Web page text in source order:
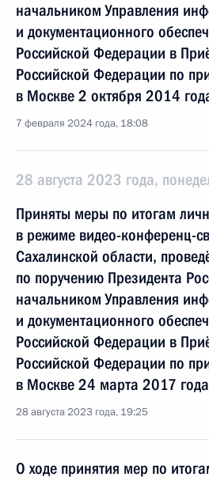
начальником Управления
и документационного
Российской Федерации в
Российской Федерации по
в Москве 2 октября 2014
7 февраля 2024 года, 18:08
28 августа 2023 года,
Приняты меры по итогам
в режиме видео-конференц-
Сахалинской области,
по поручению Президента
начальником Управления
и документационного
Российской Федерации в
Российской Федерации по
в Москве 24 марта 2017 года
28 августа 2023 года, 19:25
О ходе принятия мер по